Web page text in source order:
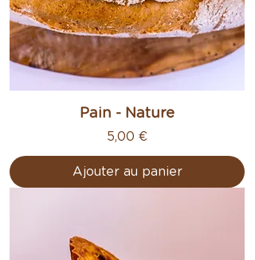
Pain - Nature
Prix
5,00 €
Ajouter au panier